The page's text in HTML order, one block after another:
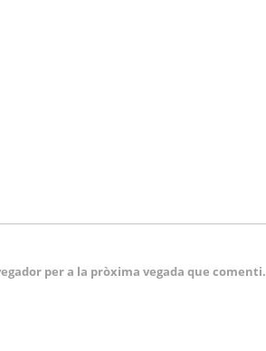
per a la pròxima vegada que comenti.